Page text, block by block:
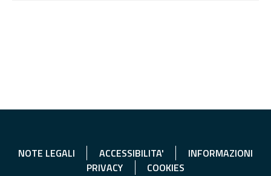
NOTE LEGALI ACCESSIBILITA'
INFORMAZIONI
PRIVACY
COOKIES